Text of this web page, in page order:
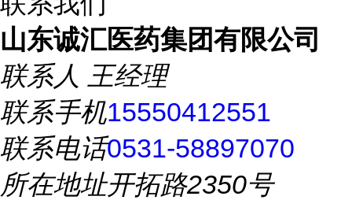
山东诚汇医药集团有限公司
联系人 王经理
联系手机15550412551
联系电话0531-58897070
所在地址开拓路2350号